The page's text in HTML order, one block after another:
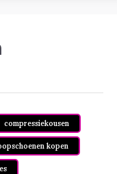
compressiekousen
kopen